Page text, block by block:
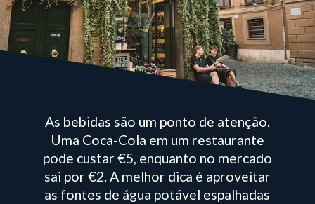
As bebidas são um ponto de atenção.
Uma Coca-Cola em um restaurante
pode custar €5, enquanto no mercado
sai por €2. A melhor dica é aproveitar
as fontes de água potável espalhadas